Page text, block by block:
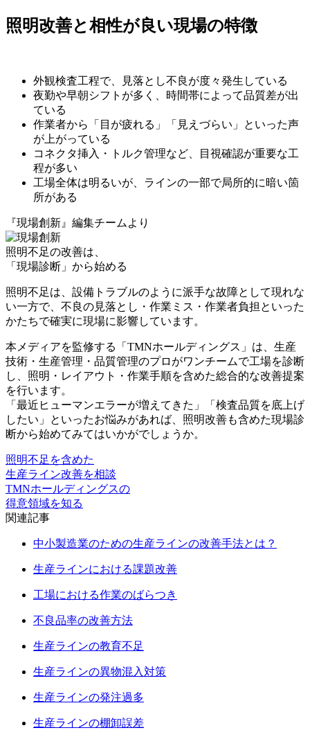
照明改善と相性が良い現場の特徴
外観検査工程で、見落とし不良が度々発生している
夜勤や早朝シフトが多く、時間帯によって品質差が出
ている
作業者から「目が疲れる」「見えづらい」といった声
が上がっている
コネクタ挿入・トルク管理など、目視確認が重要な工
程が多い
工場全体は明るいが、ラインの一部で局所的に暗い箇
所がある
『現場創新』編集チームより
照明不足の改善は、
「現場診断」から始める
照明不足は、設備トラブルのように派手な故障として現れな
い一方で、 不良の見落とし・作業ミス・作業者負担といった
かたちで確実に現場に影響しています。
本メディアを監修する「TMNホールディングス」は、 生産
技術・生産管理・品質管理のプロがワンチームで工場を診断
し、照明・レイアウト・作業手順を含めた総合的な改善提案
を行います。
「最近ヒューマンエラーが増えてきた」「検査品質を底上げ
したい」といったお悩みがあれば、照明改善も含めた現場診
断から始めてみてはいかがでしょうか。
照明不足を含めた
生産ライン改善を相談
TMNホールディングスの
得意領域を知る
関連記事
中小製造業のための生産ラインの改善手法とは？
生産ラインにおける課題改善
工場における作業のばらつき
不良品率の改善方法
生産ラインの教育不足
生産ラインの異物混入対策
生産ラインの発注過多
生産ラインの棚卸誤差